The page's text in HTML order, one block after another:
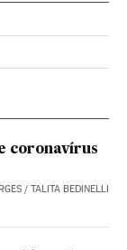
coronavírus
/ TALITA BEDINELLI